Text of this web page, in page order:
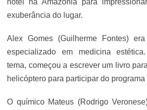
hotel na Amazônia para
exuberância do lugar.
Alex Gomes (Guilherme Fontes)
especializado em medicina
tema, começou a escrever um livro
helicóptero para participar do programa
O químico Mateus (Rodrigo